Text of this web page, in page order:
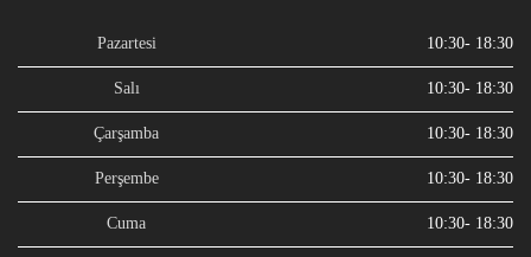
Pazartesi 10:30- 18:30
Salı 10:30- 18:30
Çarşamba 10:30- 18:30
Perşembe 10:30- 18:30
Cuma 10:30- 18:30